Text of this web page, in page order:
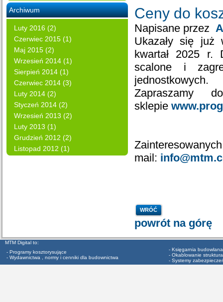
Archiwum
Luty 2016 (2)
Czerwiec 2015 (1)
Maj 2015 (2)
Wrzesień 2014 (1)
Sierpień 2014 (1)
Czerwiec 2014 (3)
Luty 2014 (2)
Styczeń 2014 (2)
Wrzesień 2013 (2)
Luty 2013 (1)
Grudzień 2012 (2)
Listopad 2012 (1)
Ceny do
Napisane przez
Ukazały się
kwartał 2025 r.
scalone i
jednostkowych.
Zapraszamy
sklepie
mail:
WRÓĆ
powrót na górę
MTM Digital to:
- Programy kosztorysujące
- Wydawnictwa , normy i cenniki dla budownictwa
- Księgarnia budowlana
- Okablowanie
- Systemy